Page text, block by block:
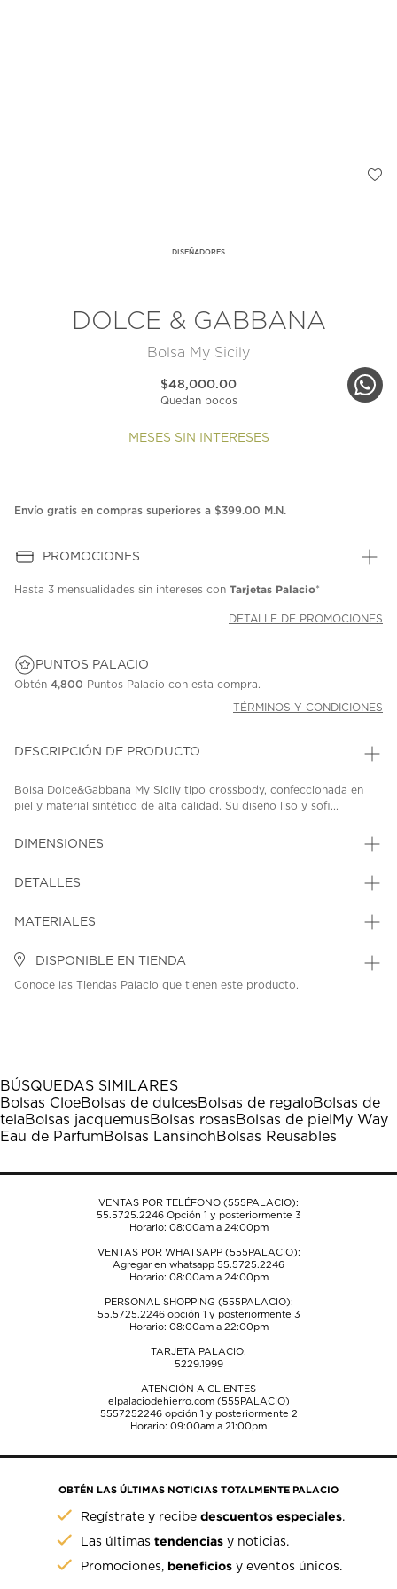
DISEÑADORES
DOLCE & GABBANA
Bolsa My Sicily
$48,000.00
Quedan pocos
MESES SIN INTERESES
Envío gratis en compras superiores a $399.00 M.N.
PROMOCIONES
Hasta 3 mensualidades sin intereses con Tarjetas Palacio*
DETALLE DE PROMOCIONES
PUNTOS PALACIO
Obtén 4,800 Puntos Palacio con esta compra.
TÉRMINOS Y CONDICIONES
DESCRIPCIÓN DE PRODUCTO
Bolsa Dolce&Gabbana My Sicily tipo crossbody, confeccionada en
piel y material sintético de alta calidad. Su diseño liso y sofi...
DIMENSIONES
DETALLES
MATERIALES
DISPONIBLE EN TIENDA
Conoce las Tiendas Palacio que tienen este producto.
BÚSQUEDAS SIMILARES
Bolsas CloeBolsas de dulcesBolsas de regaloBolsas de
telaBolsas jacquemusBolsas rosasBolsas de piel My Way
Eau de ParfumBolsas LansinohBolsas Reusables
VENTAS POR TELÉFONO (555PALACIO):
55.5725.2246Opción 1 y posteriormente 3
Horario: 08:00am a 24:00pm
VENTAS POR WHATSAPP (555PALACIO):
Agregar en whatsapp 55.5725.2246
Horario: 08:00am a 24:00pm
PERSONAL SHOPPING (555PALACIO):
55.5725.2246opción 1 y posteriormente 3
Horario: 08:00am a 22:00pm
TARJETA PALACIO:
5229.1999
ATENCIÓN A CLIENTES
elpalaciodehierro.com (555PALACIO)
5557252246opción 1 y posteriormente 2
Horario: 09:00am a 21:00pm
OBTÉN LAS ÚLTIMAS NOTICIAS TOTALMENTE PALACIO
Regístrate y recibedescuentos especiales.
Las últimastendencias y noticias.
Promociones, beneficios y eventos únicos.